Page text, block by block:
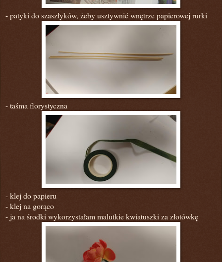
- patyki do szaszłyków, żeby usztywnić wnętrze papierowej rurki
- taśma florystyczna
- klej do papieru
- klej na gorąco
- ja na środki wykorzystałam malutkie kwiatuszki za złotówkę